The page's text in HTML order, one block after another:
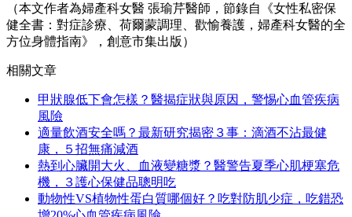
（本文作者為婦產科女醫 張瑜芹醫師，節錄自《女性私密保
健全書：對症診療、荷爾蒙調理、歡愉養護，婦產科女醫的全
方位身體指南》，創意市集出版）
相關文章
甲狀腺低下會怎樣？醫揭症狀與原因，警惕心血管疾病
風險
適量飲酒安全嗎？最新研究揭密３事：滴酒不沾最健
康，５招無痛減酒
熱到心臟開大火、血液變糖漿？醫警告夏季心肌梗塞危
機，３護心保健品聰明吃
動物性VS植物性蛋白質哪個好？吃對防肌少症，吃錯恐